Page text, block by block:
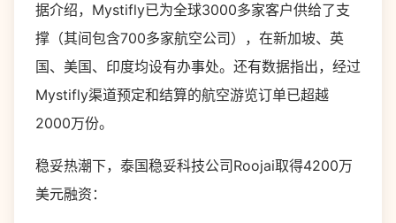
据介绍，Mystifly已为全球3000多家客户供给了支
撑（其间包含700多家航空公司），在新加坡、英
国、美国、印度均设有办事处。还有数据指出，经过
Mystifly渠道预定和结算的航空游览订单已超越
2000万份。
稳妥热潮下，泰国稳妥科技公司Roojai取得4200万
美元融资：